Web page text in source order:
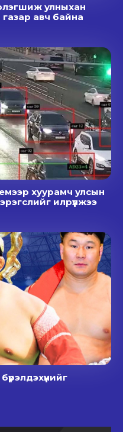
улныхан
газар авч байна
хуурамч улсын
илрүүлжээ